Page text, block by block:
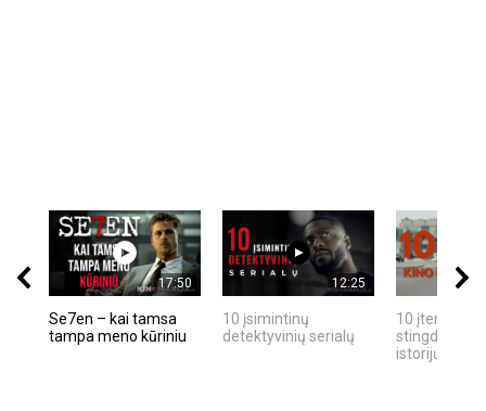
17:50
Se7en – kai tamsa
tampa meno kūriniu
12:25
10 įsimintinų
detektyvinių serialų
10 įtemptų,
stingdančių
istorijų